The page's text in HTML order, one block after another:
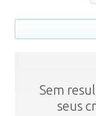
Sem
seus